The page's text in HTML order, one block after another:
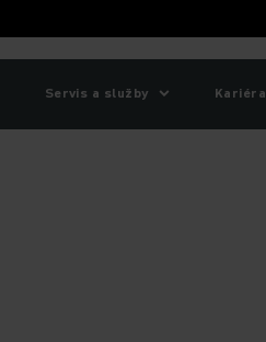
Servis a služby Kariéra